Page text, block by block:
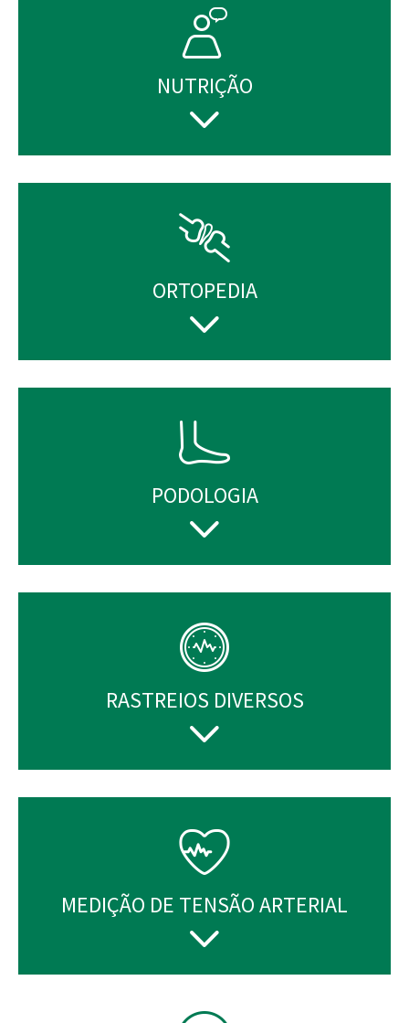
NUTRIÇÃO
ORTOPEDIA
PODOLOGIA
RASTREIOS DIVERSOS
MEDIÇÃO DE TENSÃO ARTERIAL